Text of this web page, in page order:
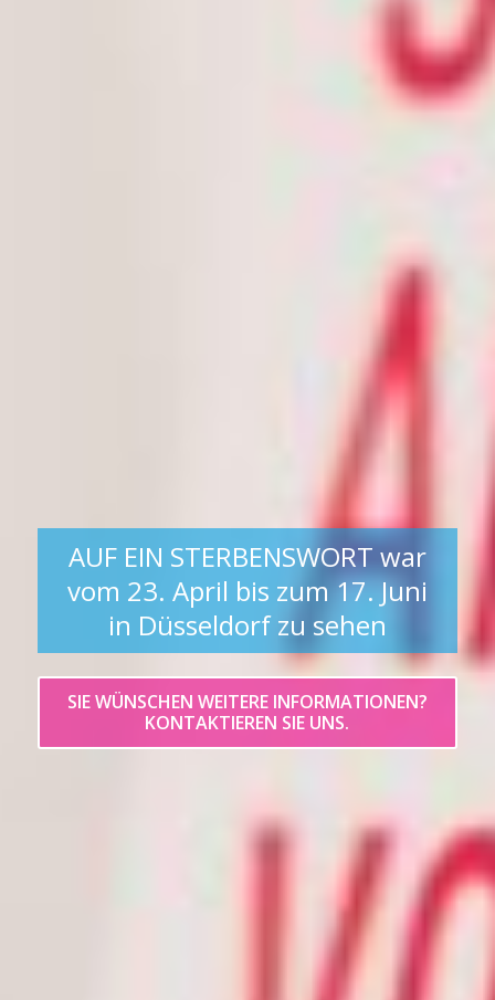
AUF EIN STERBENSWORT war
vom 23. April bis zum 17. Juni
in Düsseldorf zu sehen
SIE WÜNSCHEN WEITERE INFORMATIONEN?
KONTAKTIEREN SIE UNS.